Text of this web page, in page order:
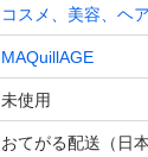
コスメ、美容、ヘ
MAQuillAGE
未使用
おてがる配送（日本